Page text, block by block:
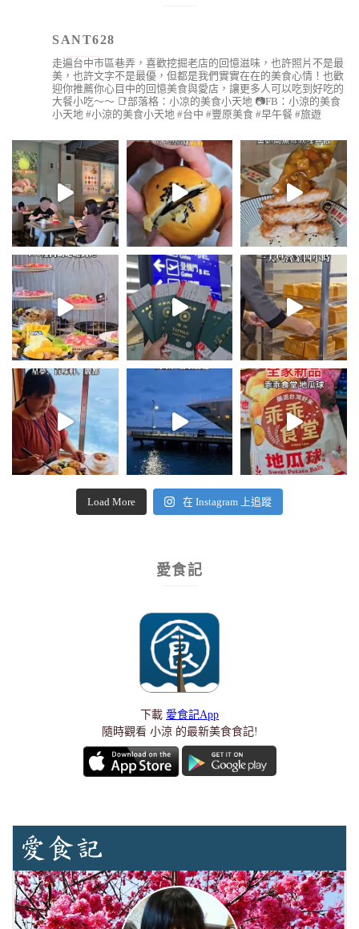
SANT628
走遍台中市區巷弄，喜歡挖掘老店的回憶滋味，也許照片不是最
美，也許文字不是最優，但都是我們實實在在的美食心情！也歡
迎你推薦你心目中的回憶美食與愛店，讓更多人可以吃到好吃的
大餐小吃～～ 📑部落格：小凉的美食小天地 📷FB：小涼的美食
小天地 #小涼的美食小天地 #台中 #豐原美食 #早午餐 #旅遊
Load More 在 Instagram 上追蹤
愛食記
下載 愛食記App
隨時觀看 小涼 的最新美食食記!